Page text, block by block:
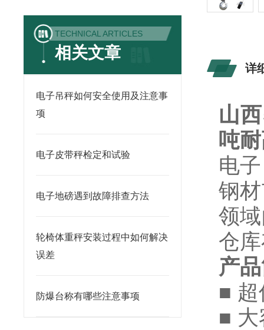
TECHNICAL ARTICLES
相关文章
电子吊秤如何安全使用及注意事
项
电子皮带秤检定和试验
电子地磅遇到故障排查方法
轮椅体重秤安装过程中如何解决
误差
防爆台称有哪些注意事项
详
山
吨
电
钢
领
仓
产
■ 超
■ 大